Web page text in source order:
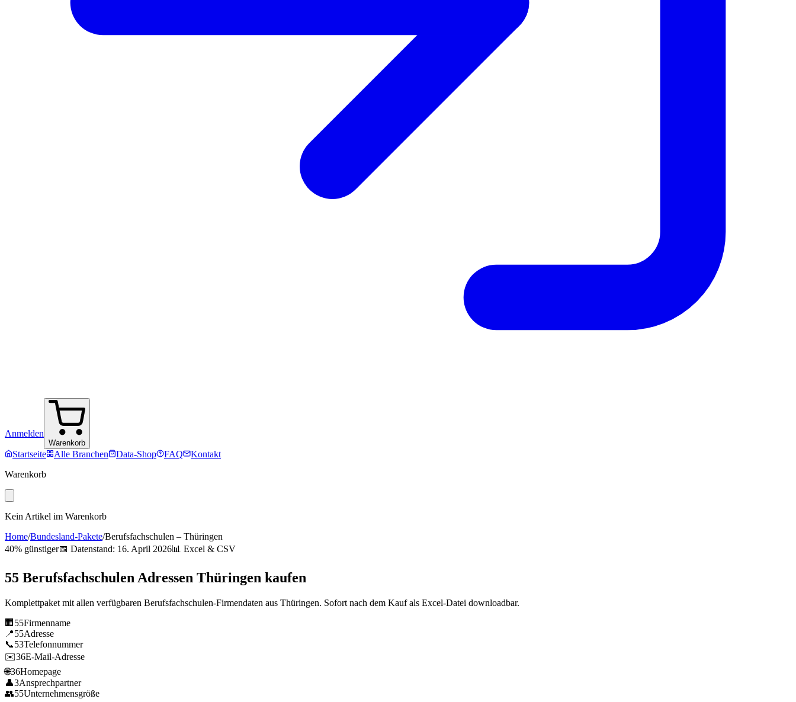
Anmelden
Warenkorb
Startseite Alle Branchen Data-Shop FAQ
Kontakt
Warenkorb
Kein Artikel im Warenkorb
Home/Bundesland-Pakete/Berufsfachschulen – Thüringen
40% günstiger📅 Datenstand: 16. April 2026📊 Excel & CSV
55 Berufsfachschulen Adressen Thüringen kaufen
Komplettpaket mit allen verfügbaren Berufsfachschulen-Firmendaten aus Thüringen. Sofort nach dem Kauf als Excel-Datei downloadbar.
🏢 55Firmenname
📍55Adresse
📞53Telefonnummer
✉️36E-Mail-Adresse
🌐36Homepage
👤3Ansprechpartner
👥55Unternehmensgröße